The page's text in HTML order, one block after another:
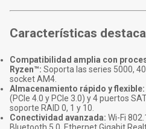
Características
Compatibilidad amplia con
Ryzen™: Soporta las series 5000,
socket AM4.
Almacenamiento rápido y flexible:
(PCIe 4.0 y PCIe 3.0) y 4 puertos
soporte RAID 0, 1 y 10.
Conectividad avanzada: Wi-Fi